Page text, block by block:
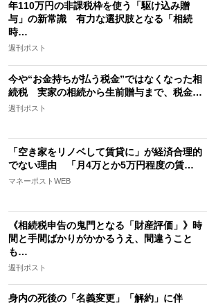
年110万円の非課税枠を使う「駆け込み贈
与」の新常識 有力な選択肢となる「相続
時…
週刊ポスト
今や“お金持ちが払う税金”ではなくなった相
続税 実家の相続から生前贈与まで、税金…
週刊ポスト
「空き家をリノベして賃貸に」が経済合理的
でない理由 「月4万とか5万円程度の賃…
マネーポストWEB
《相続税申告の鬼門となる「財産評価」》時
間と手間ばかりがかかるうえ、間違うこと
も…
週刊ポスト
身内の死後の「名義変更」「解約」に伴